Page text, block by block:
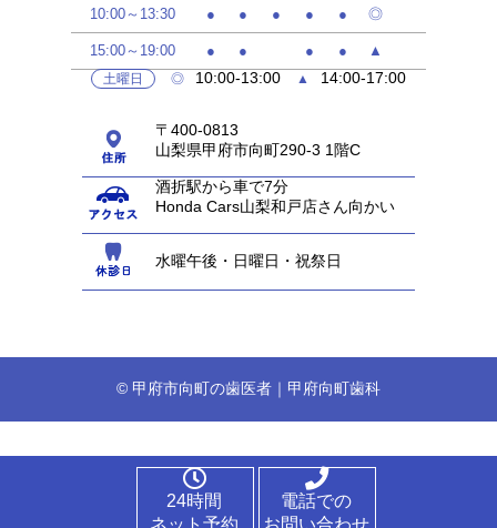
10:00～13:30 ● ● ● ● ● ◎
15:00～19:00 ● ● ● ● ▲
土曜日 ◎ 10:00-13:00 ▲ 14:00-17:00
〒400-0813
山梨県甲府市向町290-3 1階C
酒折駅から車で7分
Honda Cars山梨和戸店さん向かい
水曜午後・日曜日・祝祭日
© 甲府市向町の歯医者｜甲府向町歯科
24時間
ネット予約
電話での
お問い合わせ